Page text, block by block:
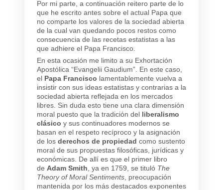
Por mi parte, a continuación reitero parte de lo
que he escrito antes sobre el actual Papa que
no comparte los valores de la sociedad abierta
de la cual van quedando pocos restos como
consecuencia de las recetas estatistas a las
que adhiere el Papa Francisco.
En esta ocasión me limito a su Exhortación
Apostólica “Evangelii Gaudium”. En este caso,
el Papa Francisco lamentablemente vuelva a
insistir con sus ideas estatistas y contrarias a la
sociedad abierta reflejada en los mercados
libres. Sin duda esto tiene una clara dimensión
moral puesto que la tradición del liberalismo
clásico y sus continuadores modernos se
basan en el respeto recíproco y la asignación
de los derechos de propiedad como sustento
moral de sus propuestas filosóficas, jurídicas y
económicas. De allí es que el primer libro
de Adam Smith, ya en 1759, se tituló The
Theory of Moral Sentiments, preocupación
mantenida por los más destacados exponentes